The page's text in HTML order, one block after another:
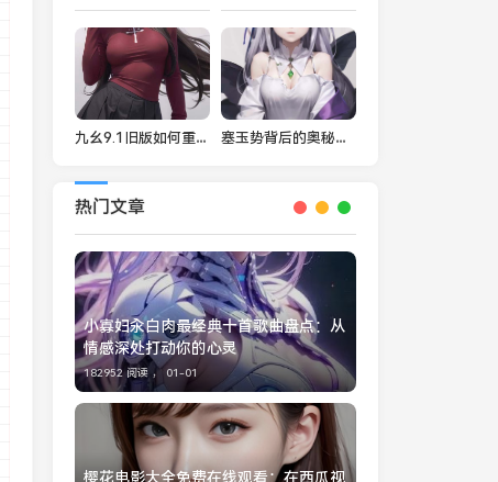
九幺9.1旧版如何重写中文汉字长标题并带疑问？ 塞玉势背后的奥秘：这究竟是一种怎样的文化传承与艺术表达？
热门文章
小寡妇汆白肉最经典十首歌曲盘点：从
情感深处打动你的心灵
182952 阅读 ， 01-01
樱花电影大全免费在线观看：在西瓜视